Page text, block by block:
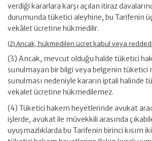
verdiği kararlara karşı açılan itiraz
durumunda tüketici aleyhine, bu Tarifenin
vekâlet ücretine hükmedilir.
(2) Ancak, hükmedilen ücret kabul veya
(3) Ancak, mevcut olduğu halde tüketici
sunulmayan bir bilgi veya belgenin tüketici
sunulması nedeniyle kararın iptali halinde
vekalet ücretine hükmedilemez.
(4) Tüketici hakem heyetlerinde avukat
işlerde, avukat ile müvekkili arasında
uyuşmazlıklarda bu Tarifenin birinci kısım